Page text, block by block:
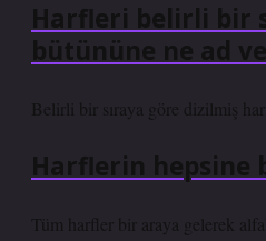
Harfleri belirli bir
bütününe ne ad
Belirli bir sıraya göre dizilmiş
Harflerin hepsine
Tüm harfler bir araya gelerek